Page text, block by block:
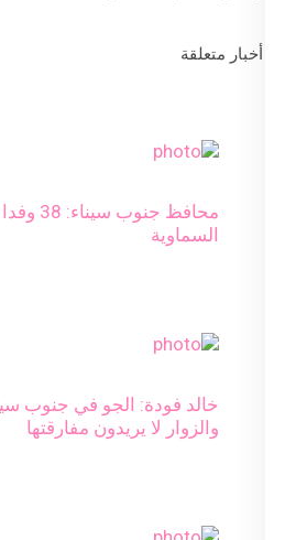
أخبار متعلقة
محافظ
السماوية
خالد فودة: الجو في جنوب
والزوار لا يريدون مفارقتها